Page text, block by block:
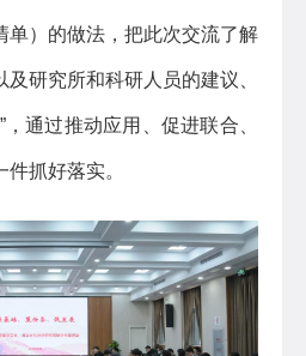
单）的做法，把此次交流了解
研究所和科研人员的建议、
通过推动应用、促进联合、
抓好落实。